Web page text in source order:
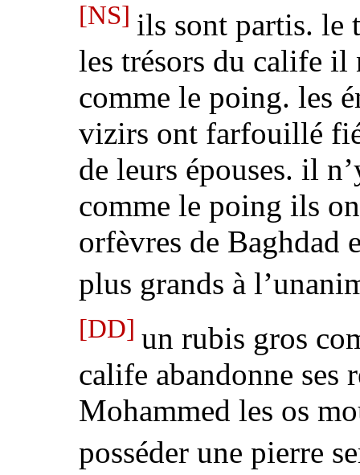
[NS] ils sont partis. le
les trésors du calife il
comme le poing. les
vizirs ont farfouillé
de leurs épouses. il
comme le poing ils
orfèvres de Baghdad
plus grands à
[DD] un rubis gros
calife abandonne ses
Mohammed les os
posséder une pierre